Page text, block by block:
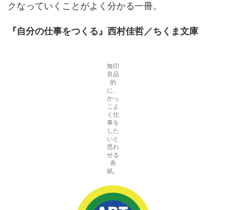
クなっていくことがよく分かる一冊。
『自分の仕事をつくる』 西村佳哲／ちくま文庫
無印
良品
的
に、
かっ
こよ
く仕
事を
した
いと
思わ
せる
表
紙。